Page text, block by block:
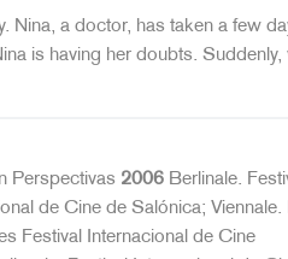
Nina, a doctor, has taken a few
is having her doubts. Suddenly,
Perspectivas 2006Berlinale.
de Cine de Salónica; Viennale.
Festival Internacional de Cine